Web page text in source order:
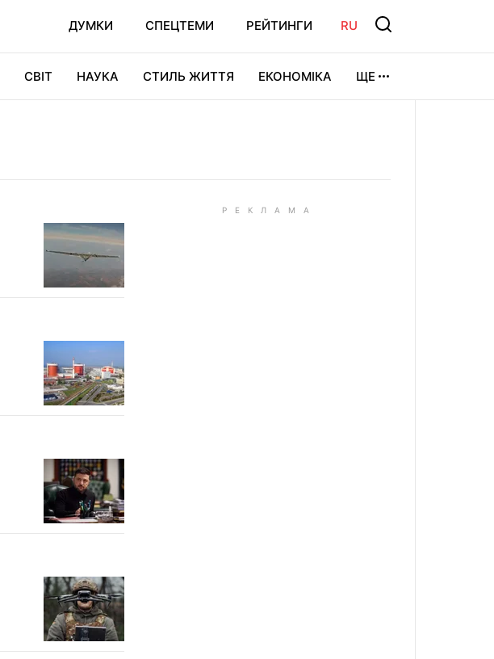
ДУМКИ СПЕЦТЕМИ РЕЙТИНГИ RU
СВІТ НАУКА СТИЛЬ ЖИТТЯ ЕКОНОМІКА ЩЕ